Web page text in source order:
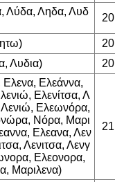
Λύδα, Ληδα, Λυδ
20
20
Λυδια)
20
Ελεάννα,
Ελενίτσα, Λ
Λενιώ, Ελεωνόρα,
Νόρα, Μαρι
Ελεανα, Λεν
Λενιτσα, Λενγ
Ελεονορα,
Μαριλενα)
21